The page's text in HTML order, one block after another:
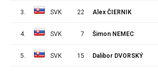
3. SVK 22 Alex ČIERNIK
4. SVK 7 Šimon NEMEC
5. SVK 15 Dalibor DVORSKÝ